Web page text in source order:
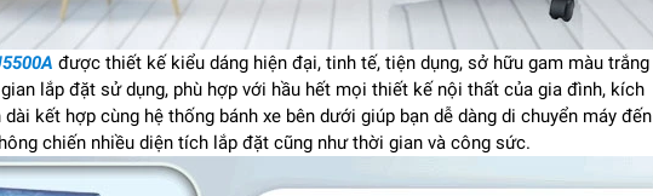
được thiết kế kiểu dáng hiện đại, tinh tế, tiện dụng, sở hữu gam màu trắng
lắp đặt sử dụng, phù hợp với hầu hết mọi thiết kế nội thất của gia đình, kích
kết hợp cùng hệ thống bánh xe bên dưới giúp bạn dễ dàng di chuyển máy đến
chiến nhiều diện tích lắp đặt cũng như thời gian và công sức.